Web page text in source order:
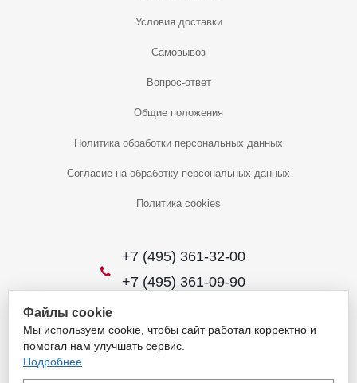
Условия доставки
Самовывоз
Вопрос-ответ
Общие положения
Политика обработки персональных данных
Согласие на обработку персональных данных
Политика cookies
+7 (495) 361-32-00
+7 (495) 361-09-90
2026 © Уникальный интернет-магазин
Обращаем ваше внимание на то, что данный интернет-сайт носит
Файлы cookie
Мы используем cookie, чтобы сайт работал корректно и
помогал нам улучшать сервис.
Подробнее